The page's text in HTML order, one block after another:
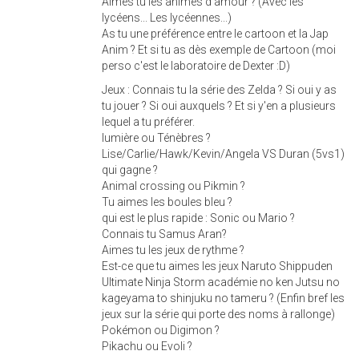
lycéens... Les lycéennes...)
As tu une préférence entre le cartoon et la Jap
Anim ? Et si tu as dès exemple de Cartoon (moi
perso c'est le laboratoire de Dexter :D)
Jeux : Connais tu la série des Zelda ? Si oui y as
tu jouer ? Si oui auxquels ? Et si y'en a plusieurs
lequel a tu préférer.
lumière ou Ténèbres ?
Lise/Carlie/Hawk/Kevin/Angela VS Duran (5vs1)
qui gagne ?
Animal crossing ou Pikmin ?
Tu aimes les boules bleu ?
qui est le plus rapide : Sonic ou Mario ?
Connais tu Samus Aran?
Aimes tu les jeux de rythme ?
Est-ce que tu aimes les jeux Naruto Shippuden
Ultimate Ninja Storm académie no ken Jutsu no
kageyama to shinjuku no tameru ? (Enfin bref les
jeux sur la série qui porte des noms à rallonge)
Pokémon ou Digimon ?
Pikachu ou Evoli ?